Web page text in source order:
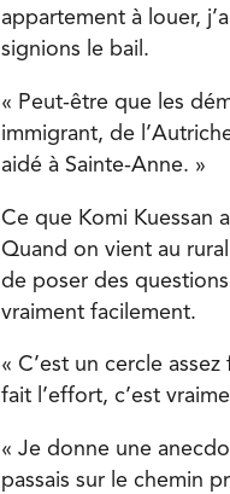
appartement à louer,
signions le bail.
« Peut-être que les
immigrant, de
aidé à Sainte-Anne. »
Ce que Komi Kuessan
Quand on vient au
de poser des
vraiment facilement.
« C’est un cercle
fait l’effort, c’est
« Je donne une
passais sur le chemin